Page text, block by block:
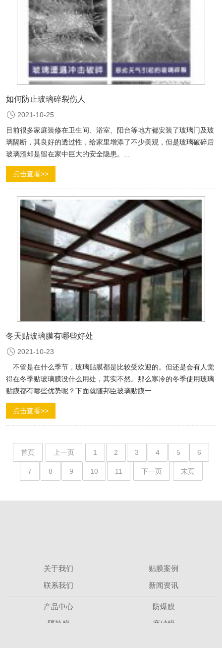
如何防止玻璃碎裂伤人
2021-10-25
目前很多家庭装修在卫生间、浴室、阳台等地方都安装了玻璃门及玻
璃隔断，其良好的透过性，给家里增添了不少美观，但是玻璃破碎后
玻璃渣却是留在家中巨大的安全隐患。...
点击查看>>
冬天贴玻璃膜有哪些好处
2021-10-23
不管是在什么季节，玻璃贴膜都是比较受欢迎的。但还是会有人觉
得在冬季贴玻璃膜没什么用处，其实不然。那么寒冷的冬季使用玻璃
贴膜都有哪些优势呢？下面就随邦臣玻璃贴膜一...
点击查看>>
首页 上一页 1 2 3 4 5 6
7 8 9 10 11 下一页 末页
关于我们
联系我们
贴膜案例
新闻资讯
产品中心
隔热膜
防爆膜
磨砂膜